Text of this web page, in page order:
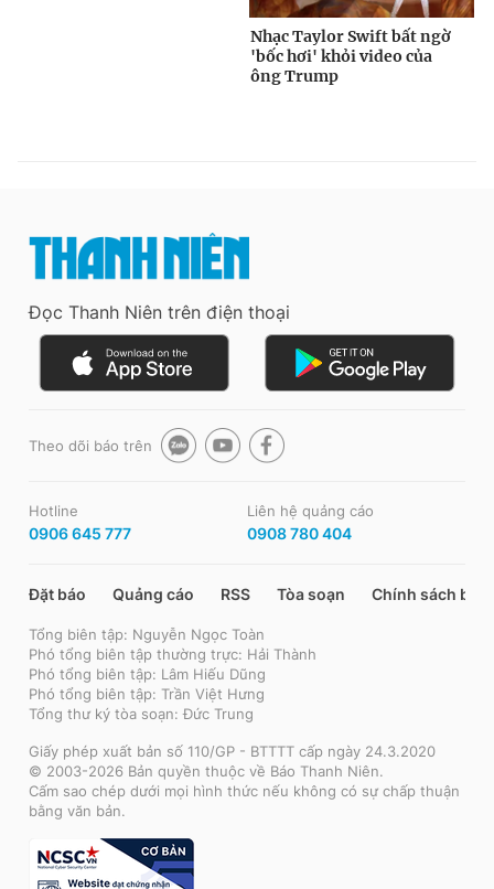
Đọc Thanh Niên trên điện thoại
Theo dõi báo trên
Hotline
0906 645 777
Liên hệ quảng cáo
0908 780 404
Đặt báo Quảng cáo RSS Tòa soạn Chính sách bảo
Tổng biên tập: Nguyễn Ngọc Toàn
Phó tổng biên tập thường trực: Hải Thành
Phó tổng biên tập: Lâm Hiếu Dũng
Phó tổng biên tập: Trần Việt Hưng
Tổng thư ký tòa soạn: Đức Trung
Giấy phép xuất bản số 110/GP - BTTTT cấp ngày 24.3.2020
© 2003-2026 Bản quyền thuộc về Báo Thanh Niên.
Cấm sao chép dưới mọi hình thức nếu không có sự chấp thuận
bằng văn bản.